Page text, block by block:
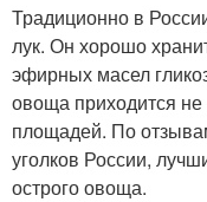
Традиционно в
лук. Он хорошо
эфирных масел
овоща приходится
площадей. По
уголков России,
острого овоща.